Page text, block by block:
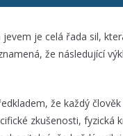
je celá řada sil,
že následující
že každý
zkušenosti, fyzická